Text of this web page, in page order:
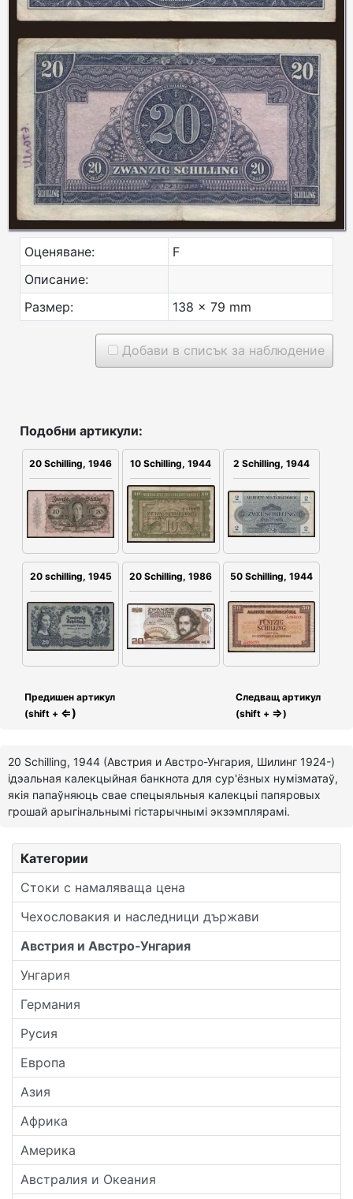
Категории
Стоки с намаляваща цена
Чехословакия и наследници държави
Австрия и Австро-Унгария
Унгария
Германия
Русия
Европа
Азия
Африка
Америка
Австралия и Океания
Оценяване:
F
Описание:
Размер:
138 x 79 mm
Добави в списък за наблюдение
Подобни артикули:
20 Schilling, 1946 10 Schilling, 1944 2 Schilling, 1944
20 schilling, 1945 20 Schilling, 1986 50 Schilling, 1944
Предишен артикул
(shift + ⇐)
Следващ артикул
(shift + ⇒)
20 Schilling, 1944 (Австрия и Австро-Унгария, Шилинг 1924-)
ідэальная калекцыйная банкнота для сур'ёзных нумізматаў,
якія папаўняюць свае спецыяльныя калекцыі папяровых
грошай арыгінальнымі гістарычнымі экзэмплярамі.